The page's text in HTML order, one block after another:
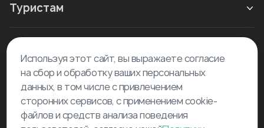
Туристам
Новое в блоге
Используя этот сайт, вы выражаете согласие
на сбор и обработку ваших персональных
данных, в том числе с привлечением
сторонних сервисов, с применением cookie-
файлов и средств анализа поведения